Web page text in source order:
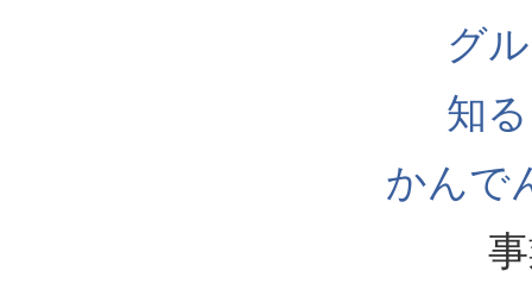
グ
知
かんで